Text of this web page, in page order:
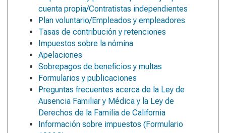
cuenta propia/Contratistas independientes
Plan voluntario/Empleados y empleadores
Tasas de contribución y retenciones
Impuestos sobre la nómina
Apelaciones
Sobrepagos de beneficios y multas
Formularios y publicaciones
Preguntas frecuentes acerca de la Ley de
Ausencia Familiar y Médica y la Ley de
Derechos de la Familia de California
Información sobre impuestos (Formulario